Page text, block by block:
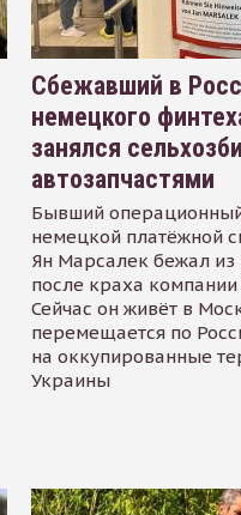
Сбежавший в
немецкого
занялся
автозапчастями
Бывший
немецкой платёжной
Ян Марсалек бежал
после краха компании
Сейчас он живёт в
перемещается по
на оккупированные
Украины